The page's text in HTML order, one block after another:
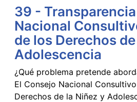
39 -
Nacional
de los Derechos
Adolescencia
¿Qué problema pretende
El Consejo Nacional
Derechos de la Niñez y